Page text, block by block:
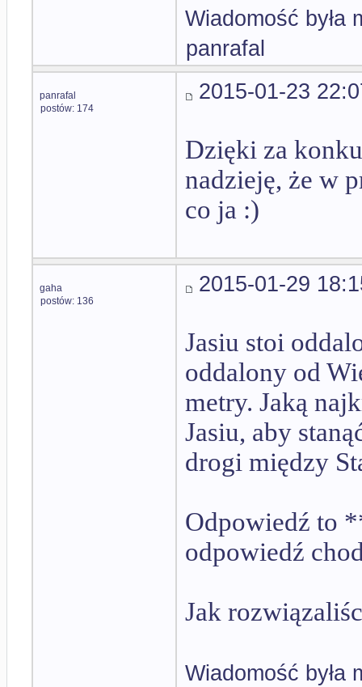
Wiadomość była
panrafal
panrafal
postów: 174
2015-01-23
Dzięki za
nadzieję, że w
co ja :)
gaha
postów: 136
2015-01-29
Jasiu stoi
oddalony od
metry. Jaką
Jasiu, aby
drogi między
Odpowiedź to
odpowiedź
Jak
Wiadomość była